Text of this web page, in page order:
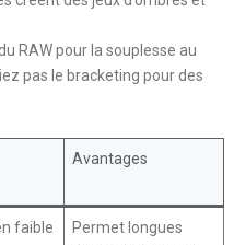
RAW pour la souplesse au
pas le bracketing pour des
Avantages
faible
Permet longues